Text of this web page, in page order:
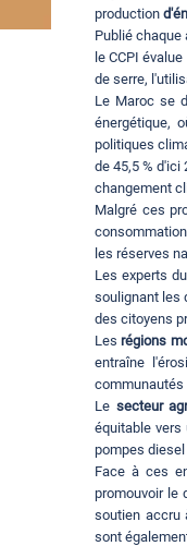
production
Publié chaque
le CCPI
de serre,
Le Maroc se
énergétique,
politiques
de 45,5 %
changement
Malgré ces
les réserves
Les experts
soulignant les
des citoyens
Lesrégions
entraîne
communautés
Le secteur
équitable vers
pompes
Face à ces
promouvoir le
soutien accru
sont